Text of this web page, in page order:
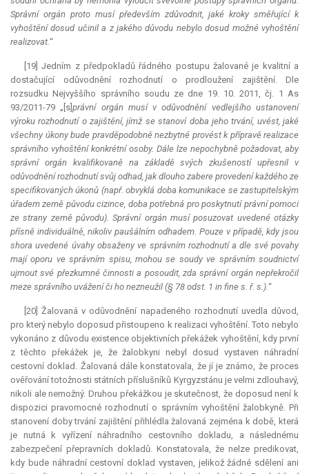
Správní orgán proto musí především zdůvodnit, jaké kroky směřující k
vyhoštění dosud učinil a z jakého důvodu nebylo dosud možné vyhoštění
realizovat.“
[19] Jedním z předpokladů řádného postupu žalované je kvalitní a
dostačující odůvodnění rozhodnutí o prodloužení zajištění. Dle
rozsudku Nejvyššího správního soudu ze dne 19. 10. 2011, čj. 1 As
93/2011-79 „[s]právní orgán musí v odůvodnění vedlejšího ustanovení
výroku rozhodnutí o zajištění, jímž se stanoví doba jeho trvání, uvést, jaké
všechny úkony bude pravděpodobně nezbytné provést k přípravě realizace
správního vyhoštění konkrétní osoby. Dále lze nepochybně požadovat, aby
správní orgán kvalifikovaně na základě svých zkušeností upřesnil v
odůvodnění rozhodnutí svůj odhad, jak dlouho zabere provedení každého ze
specifikovaných úkonů (např. obvyklá doba komunikace se zastupitelským
úřadem země původu cizince, doba potřebná pro poskytnutí právní pomoci
ze strany země původu). Správní orgán musí posuzovat uvedené otázky
přísně individuálně, nikoliv paušálním odhadem. Pouze v případě, kdy jsou
shora uvedené úvahy obsaženy ve správním rozhodnutí a dle své povahy
mají oporu ve správním spisu, mohou se soudy ve správním soudnictví
ujmout své přezkumné činnosti a posoudit, zda správní orgán nepřekročil
meze správního uvážení či ho nezneužil (§ 78 odst. 1 in fine s. ř. s.).“
[20] Žalovaná v odůvodnění napadeného rozhodnutí uvedla důvod,
pro který nebylo doposud přistoupeno k realizaci vyhoštění. Toto nebylo
vykonáno z důvodu existence objektivních překážek vyhoštění, kdy první
z těchto překážek je, že žalobkyni nebyl dosud vystaven náhradní
cestovní doklad. Žalovaná dále konstatovala, že jí je známo, že proces
ověřování totožnosti státních příslušníků Kyrgyzstánu je velmi zdlouhavý,
nikoli ale nemožný. Druhou překážkou je skutečnost, že doposud není k
dispozici pravomocné rozhodnutí o správním vyhoštění žalobkyně. Při
stanovení doby trvání zajištění přihlédla žalovaná zejména k době, která
je nutná k vyřízení náhradního cestovního dokladu, a následnému
zabezpečení přepravních dokladů. Konstatovala, že nelze predikovat,
kdy bude náhradní cestovní doklad vystaven, jelikož žádné sdělení ani